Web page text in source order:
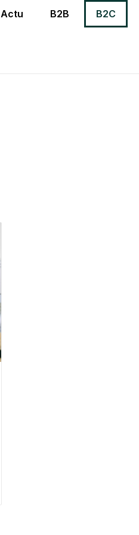
Actu B2B B2C